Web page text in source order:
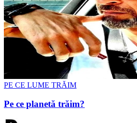
PE CE LUME TRĂIM
Pe ce planetă trăim?